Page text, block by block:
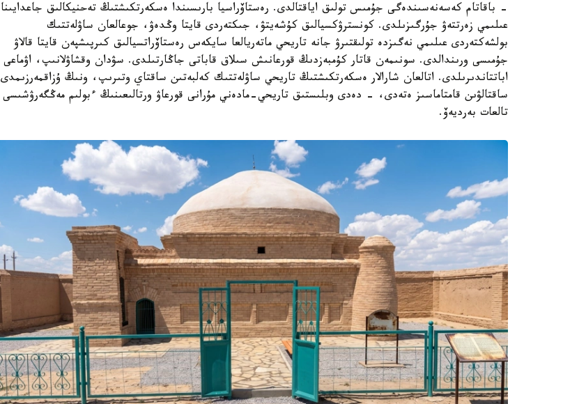
- باقاتام كەسەنەسىندەگى جۇمىس تولىق اياقتالدى. رەستاۆراسيا بارىسىندا ەسكەرتكىشتىڭ تەحنيكالىق جاعدايىنا
عىلىمي زەرتتەۋ جۇرگىزىلدى. كونسترۋكسيالىق كۇشەيتۋ، جىكتەردى قايتا وڭدەۋ، جوعالعان ساۋلەتتىك
بولشەكتەردى عىلىمي نەگىزدە تولىقتىرۋ جانە تاريحي ماتەريالعا سايكەس رەستاۆراتسيالىق كىرپىشپەن قايتا قالاۋ
جۇمىسى ورىندالدى. سونىمەن قاتار كۇمبەزدىڭ قورعانىش سىلاق قاباتى جاڭارتىلدى. سۋدان وقشاۋلانىپ، اۋماعى
اباتتاندىرىلدى. اتالعان شارالار ەسكەرتكىشتىڭ تاريحي ساۋلەتتىك كەلبەتىن ساقتاي وتىرىپ، ونىڭ ۇزاقمەرزىمدى
ساقتالۋىن قامتاماسىز ەتەدى، - دەدى وبلىستىق تاريحي-مادەني مۇرانى قورعاۋ ورتالىعىنىڭ ءبولىم مەڭگەرۋشىسى
تالعات بەرديەۆ.